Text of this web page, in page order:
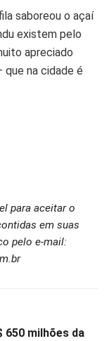
saboreou o açaí
existem pelo
apreciado
na cidade é
para aceitar o
em suas
pelo e-mail:
650 milhões da